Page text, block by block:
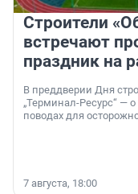
Строители
встречают
праздник на
В преддверии Дня
„Терминал-Ресурс“ —
поводах для
7 августа, 18:00